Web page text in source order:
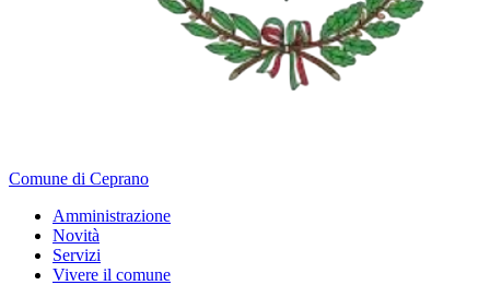
Comune di Ceprano
Amministrazione
Novità
Servizi
Vivere il comune